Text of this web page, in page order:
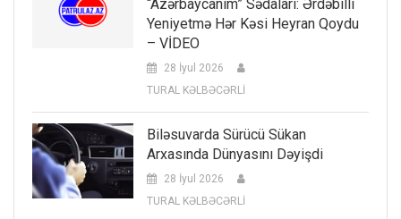
“Azərbaycanım” Sədaları: Ərdəbilli
Yeniyetmə Hər Kəsi Heyran Qoydu
– VİDEO
28 İyul 2026
TURAL KƏLBƏCƏRLİ
Biləsuvarda Sürücü Sükan
Arxasında Dünyasını Dəyişdi
28 İyul 2026
TURAL KƏLBƏCƏRLİ